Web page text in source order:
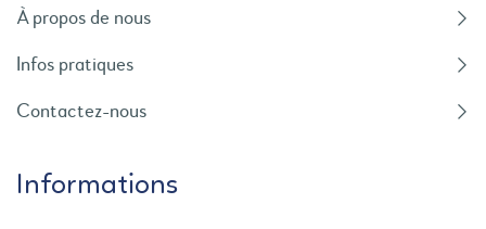
À propos de nous
Infos pratiques
Contactez-nous
Informations